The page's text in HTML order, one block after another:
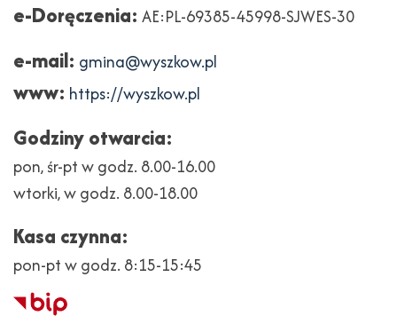
e-Doręczenia: AE:PL-69385-45998-SJWES-30
e-mail: gmina@wyszkow.pl
www: https://wyszkow.pl
Godziny otwarcia:
pon, śr-pt w godz. 8.00-16.00
wtorki, w godz. 8.00-18.00
Kasa czynna:
pon-pt w godz. 8:15-15:45
Biuletyn